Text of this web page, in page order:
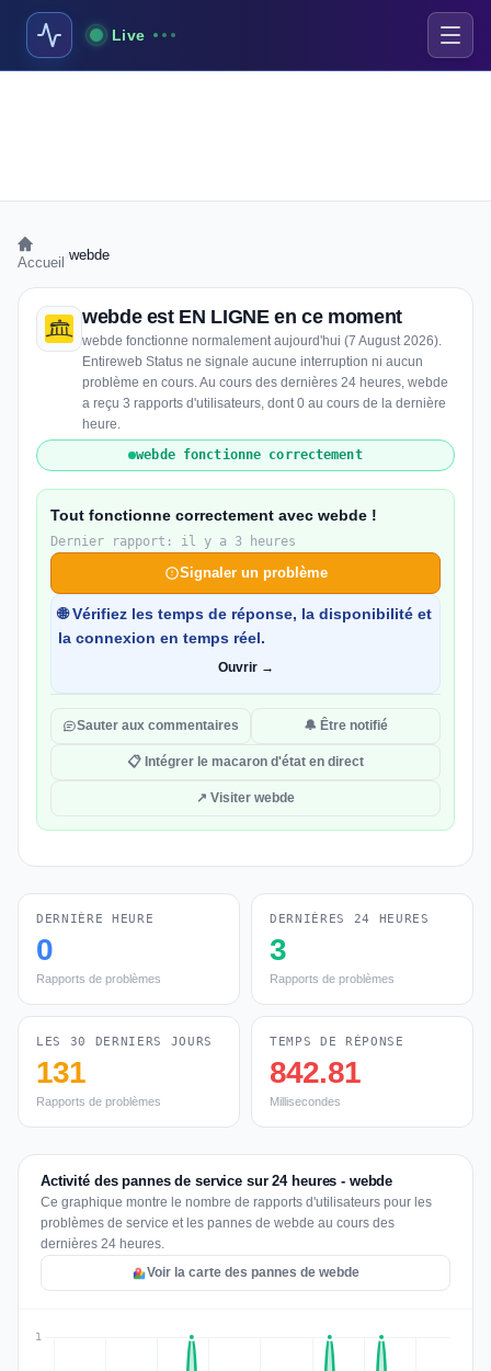
Live
Accueil webde
webde est EN LIGNE en ce moment
webde fonctionne normalement aujourd'hui (7 August 2026).
Entireweb Status ne signale aucune interruption ni aucun
problème en cours. Au cours des dernières 24 heures, webde
a reçu 3 rapports d'utilisateurs, dont 0 au cours de la dernière
heure.
webde fonctionne correctement
Tout fonctionne correctement avec webde !
Dernier rapport: il y a 3 heures
Signaler un problème
🌐 Vérifiez les temps de réponse, la disponibilité et
la connexion en temps réel.
Ouvrir →
Sauter aux commentaires 🔔 Être notifié
📋 Intégrer le macaron d'état en direct
↗ Visiter webde
DERNIÈRE HEURE
0
Rapports de problèmes
DERNIÈRES 24 HEURES
3
Rapports de problèmes
LES 30 DERNIERS JOURS
131
Rapports de problèmes
TEMPS DE RÉPONSE
842.81
Millisecondes
Activité des pannes de service sur 24 heures - webde
Ce graphique montre le nombre de rapports d'utilisateurs pour les
problèmes de service et les pannes de webde au cours des
dernières 24 heures.
Voir la carte des pannes de webde